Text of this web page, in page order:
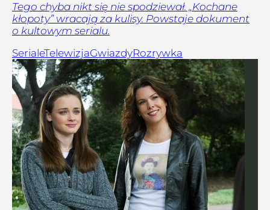
Tego chyba nikt się nie spodziewał. „Kochane
kłopoty” wracają za kulisy. Powstaje dokument
o kultowym serialu.
SerialeTelewizjaGwiazdyRozrywka